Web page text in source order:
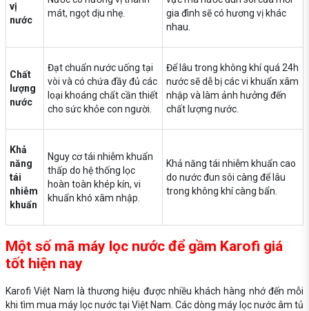
vị
nước
mát, ngọt dịu nhẹ.
gia đình sẽ có hương vị khác
nhau.
Chất
lượng
nước
Đạt chuẩn nước uống tại
vòi và có chứa đầy đủ các
loại khoáng chất cần thiết
cho sức khỏe con người.
Để lâu trong không khí quá 24h
nước sẽ dễ bị các vi khuẩn xâm
nhập và làm ảnh hưởng đến
chất lượng nước.
Khả
năng
tái
nhiễm
khuẩn
Nguy cơ tái nhiễm khuẩn
thấp do hệ thống lọc
hoàn toàn khép kín, vi
khuẩn khó xâm nhập.
Khả năng tái nhiễm khuẩn cao
do nước đun sôi càng để lâu
trong không khí càng bẩn.
Một số mã máy lọc nước để gầm Karofi giá
tốt hiện nay
Karofi Việt Nam là thương hiệu được nhiều khách hàng nhớ đến mỗi
khi tìm mua máy lọc nước tại Việt Nam. Các dòng máy lọc nước âm tủ